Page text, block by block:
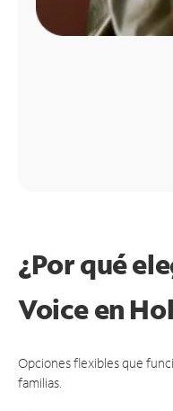
¿Por qué
Voice en
Opciones flexibles que
familias.